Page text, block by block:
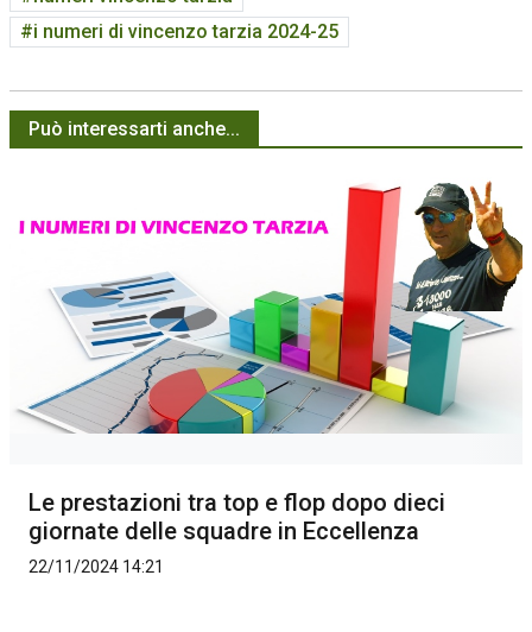
i numeri di vincenzo tarzia 2024-25
Può interessarti anche...
Le prestazioni tra top e flop dopo dieci
giornate delle squadre in Eccellenza
22/11/2024 14:21